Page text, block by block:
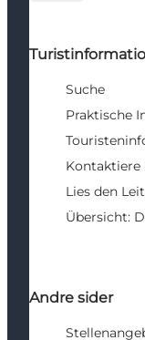
Suche
Praktische
Kontaktiere
Lies den
Übersicht:
Andre sider